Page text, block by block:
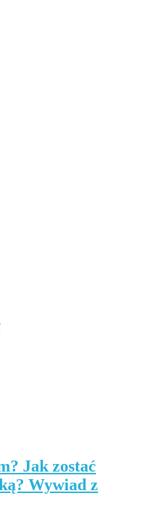
Jak zostać
Wywiad z